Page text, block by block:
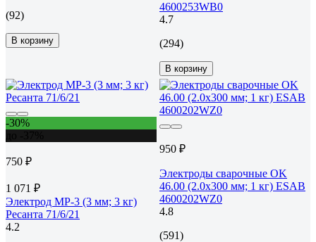
(92)
В корзину
4600253WB0
4.7
(294)
В корзину
-30%
750 ₽
1 071 ₽
Электрод МР-3 (3 мм; 3 кг)
Ресанта 71/6/21
4.2
950 ₽
Электроды сварочные OK
46.00 (2.0х300 мм; 1 кг) ESAB
4600202WZ0
4.8
(591)